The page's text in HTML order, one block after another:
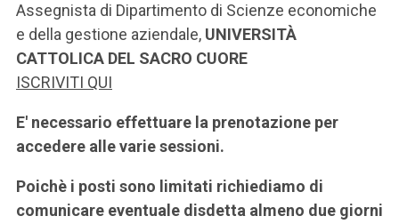
Assegnista di Dipartimento di Scienze economiche
e della gestione aziendale, UNIVERSITÀ
CATTOLICA DEL SACRO CUORE
ISCRIVITI QUI
E' necessario effettuare la prenotazione per
accedere alle varie sessioni.
Poichè i posti sono limitati richiediamo di
comunicare eventuale disdetta almeno due giorni